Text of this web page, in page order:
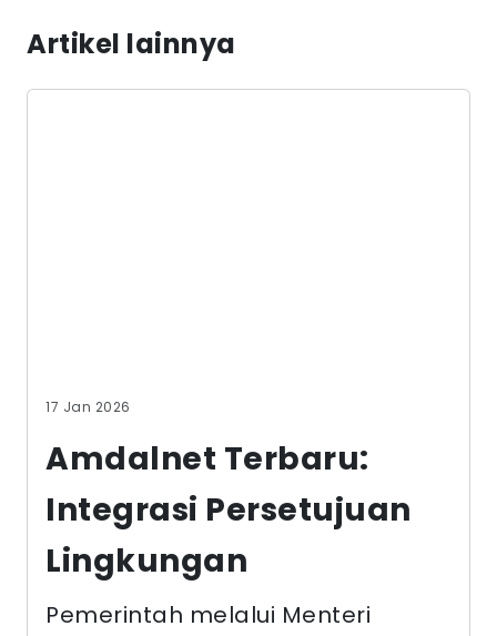
Artikel lainnya
17 Jan 2026
Amdalnet Terbaru:
Integrasi Persetujuan
Lingkungan
Pemerintah melalui Menteri